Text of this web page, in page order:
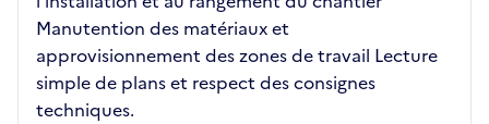
Manutention des matériaux et
approvisionnement des zones de travail Lecture
simple de plans et respect des consignes
techniques.